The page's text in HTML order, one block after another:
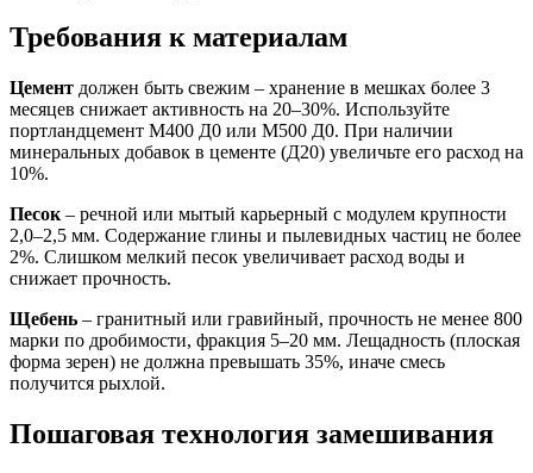
Требования к материалам
Цемент должен быть свежим – хранение в мешках более 3
месяцев снижает активность на 20–30%. Используйте
портландцемент М400 Д0 или М500 Д0. При наличии
минеральных добавок в цементе (Д20) увеличьте его расход на
10%.
Песок – речной или мытый карьерный с модулем крупности
2,0–2,5 мм. Содержание глины и пылевидных частиц не более
2%. Слишком мелкий песок увеличивает расход воды и
снижает прочность.
Щебень – гранитный или гравийный, прочность не менее 800
марки по дробимости, фракция 5–20 мм. Лещадность (плоская
форма зерен) не должна превышать 35%, иначе смесь
получится рыхлой.
Пошаговая технология замешивания